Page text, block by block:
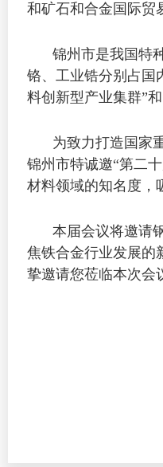
和矿石和合金国际贸
锦州市是我国特
铬、工业锆分别占国
料创新型产业集群”
为致力打造国家
锦州市特诚邀“第二
材料领域的知名度，
本届会议将邀请
焦铁合金行业发展的
挚邀请您莅临本次会